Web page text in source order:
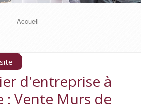
Accueil
d'entreprise à
: Vente Murs de